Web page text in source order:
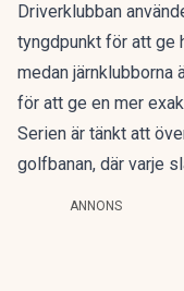
Driverklubban
tyngdpunkt för att ge
medan
för att ge en mer
Serien är tänkt att
golfbanan, där varje
ANNONS